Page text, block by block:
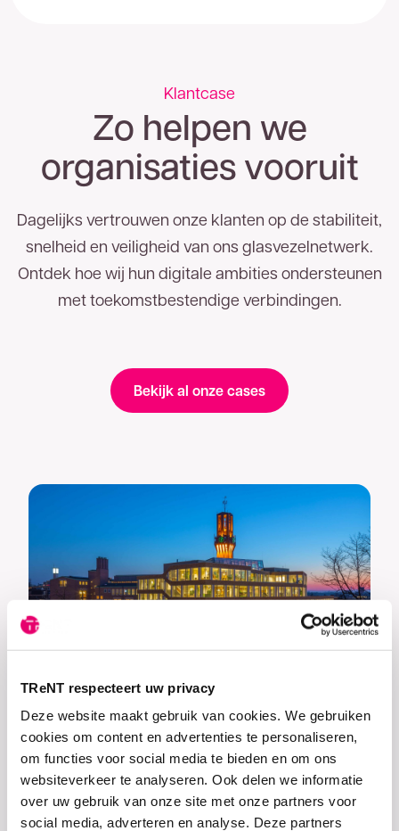
TReNT respecteert uw privacy
Deze website maakt gebruik van cookies. We gebruiken
cookies om content en advertenties te personaliseren,
om functies voor social media te bieden en om ons
websiteverkeer te analyseren. Ook delen we informatie
over uw gebruik van onze site met onze partners voor
social media, adverteren en analyse. Deze partners
Klantcase
Zo helpen we
organisaties vooruit
Dagelijks vertrouwen onze klanten op de stabiliteit,
snelheid en veiligheid van ons glasvezelnetwerk.
Ontdek hoe wij hun digitale ambities ondersteunen
met toekomstbestendige verbindingen.
Bekijk al onze cases
Overheid
Gemeente Hengelo
Een van de grootste problemen was de behoefte aan
betrouwbare en beschikbare systemen die cruciaal
zijn voor de dagelijkse bedrijfsvoering.
Lees meer
Bedrijfsnaam
Telefoonnummer
E-mailadres
spoedig mogelijk een reactie.